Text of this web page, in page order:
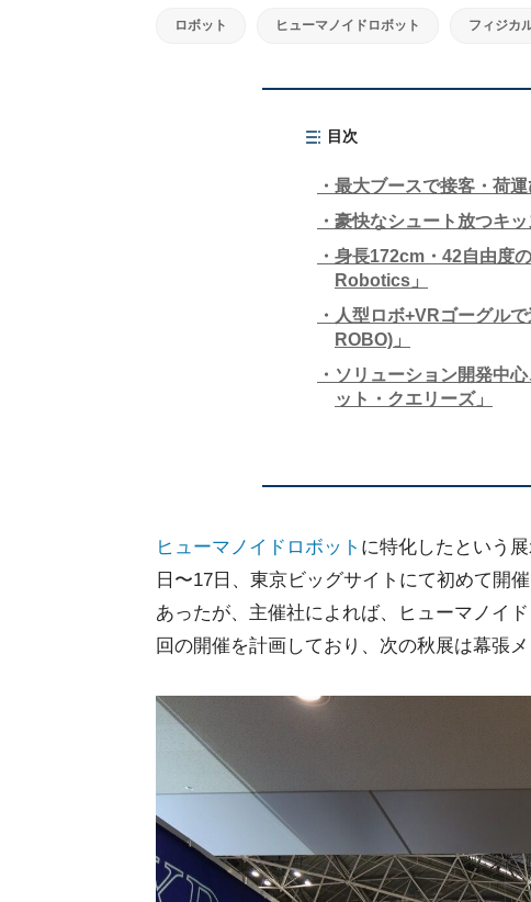
ロボット ヒューマノイドロボット フィジカ
目次
最大ブースで接客・荷
豪快なシュート放つキ
身長172cm・42自由度
Robotics」
人型ロボ+VRゴーグル
ROBO)」
ソリューション開発中
ット・クエリーズ」
ヒューマノイドロボット に特化したという
日〜17日、東京ビッグサイトにて初めて開催
あったが、主催社によれば、ヒューマノイ
回の開催を計画しており、次の秋展は幕張